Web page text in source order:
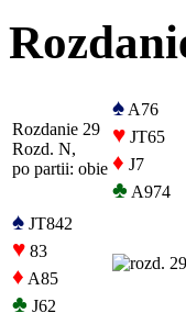
Rozdanie 29
Rozd. N,
po partii: obie
♠ A76
♥ JT65
♦ J7
♣ A974
♠ JT842
♥ 83
♦ A85
♣ J62